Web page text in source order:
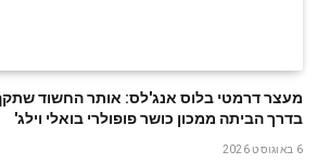
מעצר דרמטי בלוס אנג'לס: אותר החשוד
בדרך הביתה ממכון כושר פופולרי בואלי וילג'
6 באוגוסט 2026